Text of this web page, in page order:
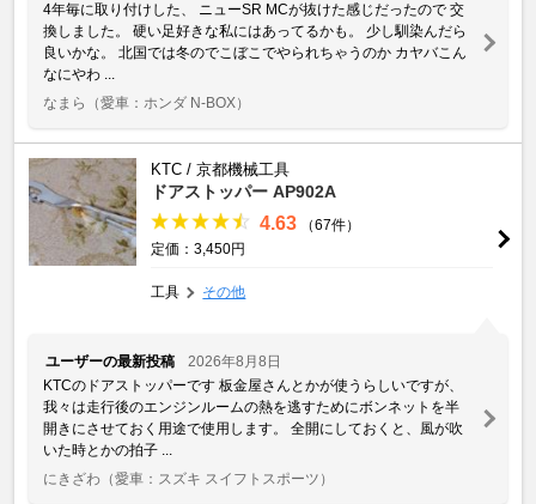
4年毎に取り付けした、 ニューSR MCが抜けた感じだったので 交
換しました。 硬い足好きな私にはあってるかも。 少し馴染んだら
良いかな。 北国では冬のでこぼこでやられちゃうのか カヤバこん
なにやわ ...
なまら
（愛車：ホンダ N-BOX）
KTC / 京都機械工具
ドアストッパー AP902A
4.63
（67件）
定価：3,450円
工具 その他
ユーザーの最新投稿
2026年8月8日
KTCのドアストッパーです 板金屋さんとかが使うらしいですが、
我々は走行後のエンジンルームの熱を逃すためにボンネットを半
開きにさせておく用途で使用します。 全開にしておくと、風が吹
いた時とかの拍子 ...
にきざわ （愛車：スズキ スイフトスポーツ）